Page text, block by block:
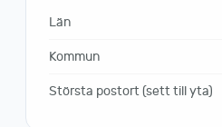
Län
Kommun
Största postort (sett till yta)